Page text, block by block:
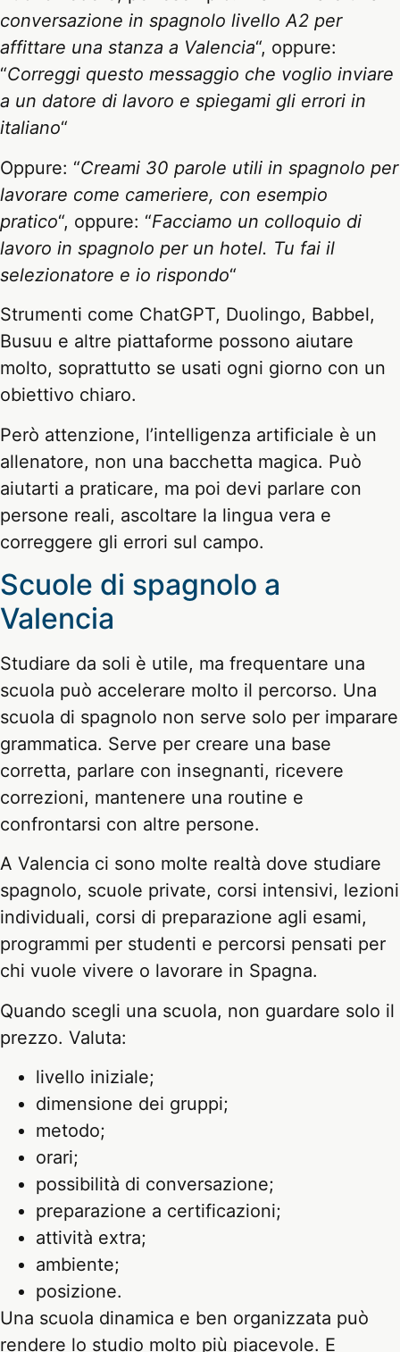
conversazione in spagnolo livello A2 per
affittare una stanza a Valencia“, oppure:
“Correggi questo messaggio che voglio inviare
a un datore di lavoro e spiegami gli errori in
italiano“
Oppure: “Creami 30 parole utili in spagnolo per
lavorare come cameriere, con esempio
pratico“, oppure: “Facciamo un colloquio di
lavoro in spagnolo per un hotel. Tu fai il
selezionatore e io rispondo“
Strumenti come ChatGPT, Duolingo, Babbel,
Busuu e altre piattaforme possono aiutare
molto, soprattutto se usati ogni giorno con un
obiettivo chiaro.
Però attenzione, l’intelligenza artificiale è un
allenatore, non una bacchetta magica. Può
aiutarti a praticare, ma poi devi parlare con
persone reali, ascoltare la lingua vera e
correggere gli errori sul campo.
Scuole di spagnolo a
Valencia
Studiare da soli è utile, ma frequentare una
scuola può accelerare molto il percorso. Una
scuola di spagnolo non serve solo per imparare
grammatica. Serve per creare una base
corretta, parlare con insegnanti, ricevere
correzioni, mantenere una routine e
confrontarsi con altre persone.
A Valencia ci sono molte realtà dove studiare
spagnolo, scuole private, corsi intensivi, lezioni
individuali, corsi di preparazione agli esami,
programmi per studenti e percorsi pensati per
chi vuole vivere o lavorare in Spagna.
Quando scegli una scuola, non guardare solo il
prezzo. Valuta:
livello iniziale;
dimensione dei gruppi;
metodo;
orari;
possibilità di conversazione;
preparazione a certificazioni;
attività extra;
ambiente;
posizione.
Una scuola dinamica e ben organizzata può
rendere lo studio molto più piacevole. E